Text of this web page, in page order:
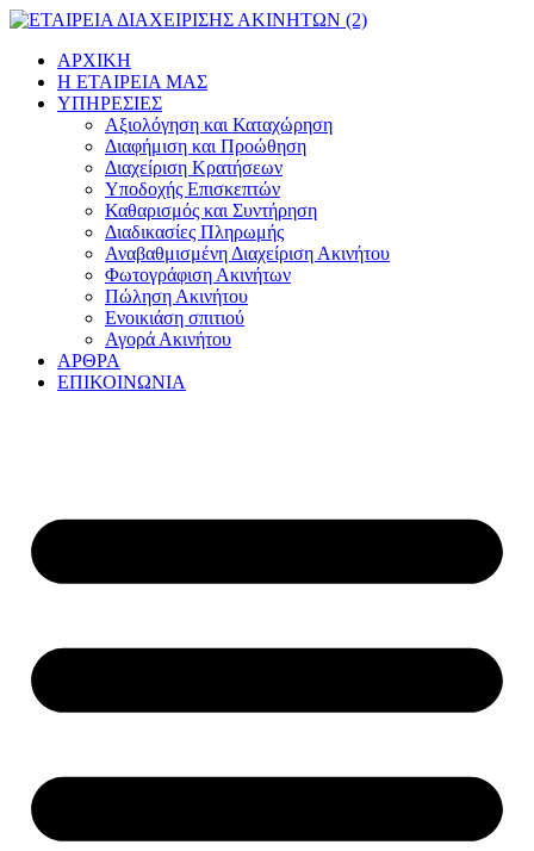
Μετάβαση
περιεχόμενο
ΑΡΧΙΚΗ
Η ΕΤΑΙΡΕΙΑ ΜΑΣ
ΥΠΗΡΕΣΙΕΣ
Αξιολόγηση και Καταχώρηση
Διαφήμιση και Προώθηση
Διαχείριση Κρατήσεων
Υποδοχής Επισκεπτών
Καθαρισμός και Συντήρηση
Διαδικασίες Πληρωμής
Αναβαθμισμένη Διαχείριση Ακινήτου
Φωτογράφιση Ακινήτων
Πώληση Ακινήτου
Ενοικιάση σπιτιού
Αγορά Ακινήτου
ΑΡΘΡΑ
ΕΠΙΚΟΙΝΩΝΙΑ